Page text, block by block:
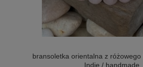
bransoletka orientalna z
Indie / handmade